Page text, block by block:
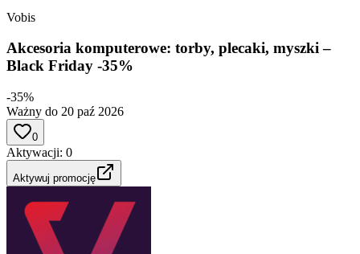
Vobis
Akcesoria komputerowe: torby, plecaki, myszki –
Black Friday -35%
-35%
Ważny do 20 paź 2026
0
Aktywacji: 0
Aktywuj promocję